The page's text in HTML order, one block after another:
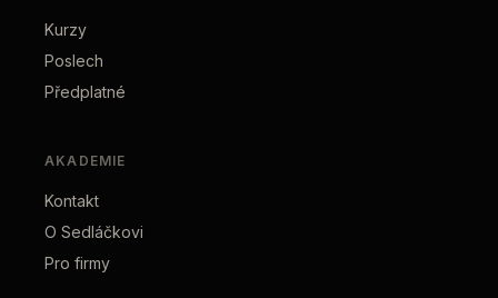
Kurzy
Poslech
Předplatné
AKADEMIE
Kontakt
O Sedláčkovi
Pro firmy